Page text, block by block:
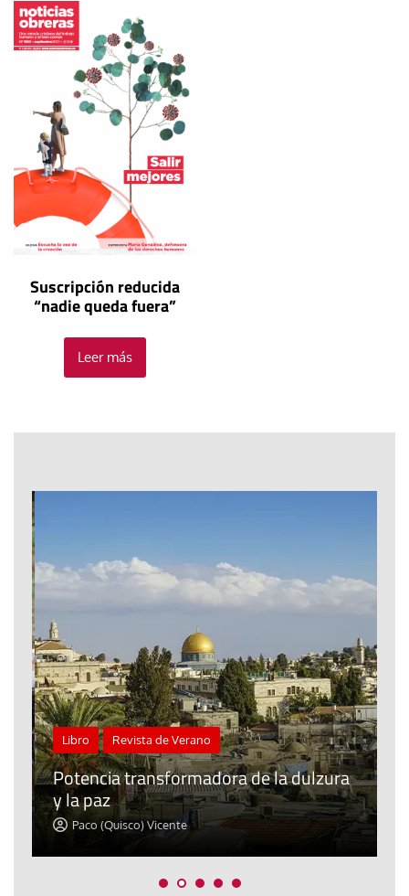
Suscripción reducida
“nadie queda fuera”
Leer más
Libro Revista de Verano
Potencia transformadora de la dulzura
y la paz
Paco (Quisco) Vicente